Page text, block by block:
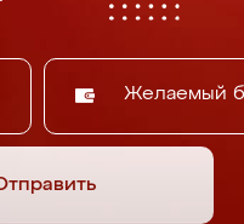
Желаемый